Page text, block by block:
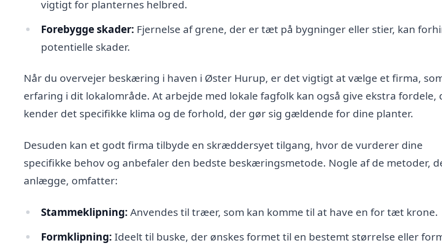
vigtigt for planternes helbred.
Forebygge skader: Fjernelse af grene, der er tæt på bygninger eller stier, kan
potentielle skader.
Når du overvejer beskæring i haven i Øster Hurup, er det vigtigt at vælge et firma,
erfaring i dit lokalområde. At arbejde med lokale fagfolk kan også give ekstra fordele,
kender det specifikke klima og de forhold, der gør sig gældende for dine planter.
Desuden kan et godt firma tilbyde en skræddersyet tilgang, hvor de vurderer dine
specifikke behov og anbefaler den bedste beskæringsmetode. Nogle af de metoder,
anlægge, omfatter:
Stammeklipning: Anvendes til træer, som kan komme til at have en for tæt krone.
Formklipning: Ideelt til buske, der ønskes formet til en bestemt størrelse eller